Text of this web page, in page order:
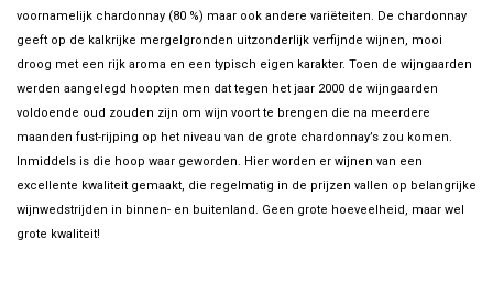
voornamelijk chardonnay (80 %) maar ook andere variëteiten. De chardonnay
geeft op de kalkrijke mergelgronden uitzonderlijk verfijnde wijnen, mooi
droog met een rijk aroma en een typisch eigen karakter. Toen de wijngaarden
werden aangelegd hoopten men dat tegen het jaar 2000 de wijngaarden
voldoende oud zouden zijn om wijn voort te brengen die na meerdere
maanden fust-rijping op het niveau van de grote chardonnay’s zou komen.
Inmiddels is die hoop waar geworden. Hier worden er wijnen van een
excellente kwaliteit gemaakt, die regelmatig in de prijzen vallen op belangrijke
wijnwedstrijden in binnen- en buitenland. Geen grote hoeveelheid, maar wel
grote kwaliteit!